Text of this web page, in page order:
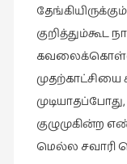
கவிதை
காந்தியின்
நிழலில்
காமிக்ஸ்
குறித்தும்கூட
மெல்ல சவாரி